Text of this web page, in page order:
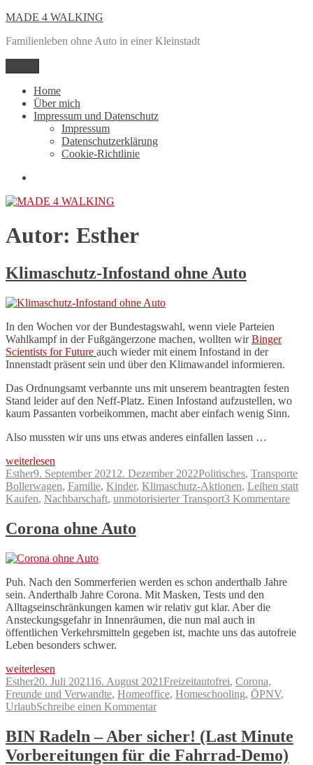
Zum
springen
MADE 4 WALKING
Familienleben ohne Auto in einer Kleinstadt
Home
Über mich
Impressum und Datenschutz
Impressum
Datenschutzerklärung
Cookie-Richtlinie
Autor: Esther
Klimaschutz-Infostand ohne Auto
In den Wochen vor der Bundestagswahl, wenn viele Parteien
Wahlkampf in der Fußgängerzone machen, wollten wirBinger
Scientists for Future auch wieder mit einem Infostand in der
Innenstadt präsent sein und über den Klimawandel informieren.
Das Ordnungsamt verbannte uns mit unserem beantragten festen
Stand leider auf den Neff-Platz. Einen Infostand aufzustellen, wo
kaum Passanten vorbeikommen, macht aber einfach wenig Sinn.
Also mussten wir uns uns etwas anderes einfallen lassen …
„Klimaschutz-
Infostand
ohne
Auto“
weiterlesen
Autor
EstherVeröffentlicht
am
9. September 2021 2. Dezember 2022Kategorien
Politisches, Transporte
Bollerwagen, Familie, Kinder, Klimaschutz-Aktionen, Leihen statt
Kaufen, Nachbarschaft, unmotorisierter Transport3 Kommentarezu
Corona ohne Auto
Puh. Nach den Sommerferien werden es schon anderthalb Jahre
sein. Anderthalb Jahre Corona. Mit Masken, Tests und den
Alltagseinschränkungen kamen wir relativ gut klar. Aber die
Ansteckungsgefahr in Innenräumen, die nun mal auch in
öffentlichen Verkehrsmitteln gegeben ist, machte uns das autofreie
Leben besonders schwer.
„Corona
ohne
Auto“
weiterlesen
Autor
EstherVeröffentlicht
am
20. Juli 202116. August 2021Kategorien
FreizeitSchlagwörter
autofrei, Corona,
Freunde und Verwandte, Homeoffice, Homeschooling, ÖPNV,
UrlaubSchreibe einen Kommentarzu
ohne
Auto
BIN Radeln – Aber sicher! (Last Minute
Vorbereitungen für die Fahrrad-Demo)